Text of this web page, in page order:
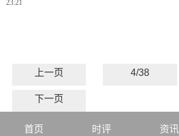
23:21
上一页 4/38
下一页
首页 时评 资讯